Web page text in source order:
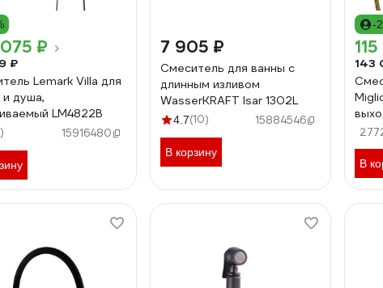
₽
₽
Lemark Villa для
и душа,
LM4822B
15916480
7 905 ₽
Смеситель для ванны с
длинным изливом
WasserKRAFT Isar 1302L
4.7(10) 15884546
В корзину
-
143
В